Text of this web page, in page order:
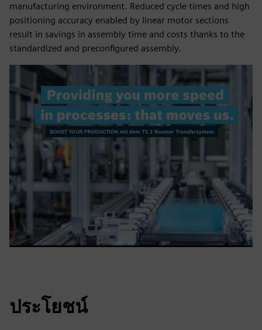
manufacturing environment. Reduced cycle times and high
positioning accuracy enabled by linear motor sections
result in savings in assembly time and costs thanks to the
standardized and preconfigured assembly.
ประโยชน์